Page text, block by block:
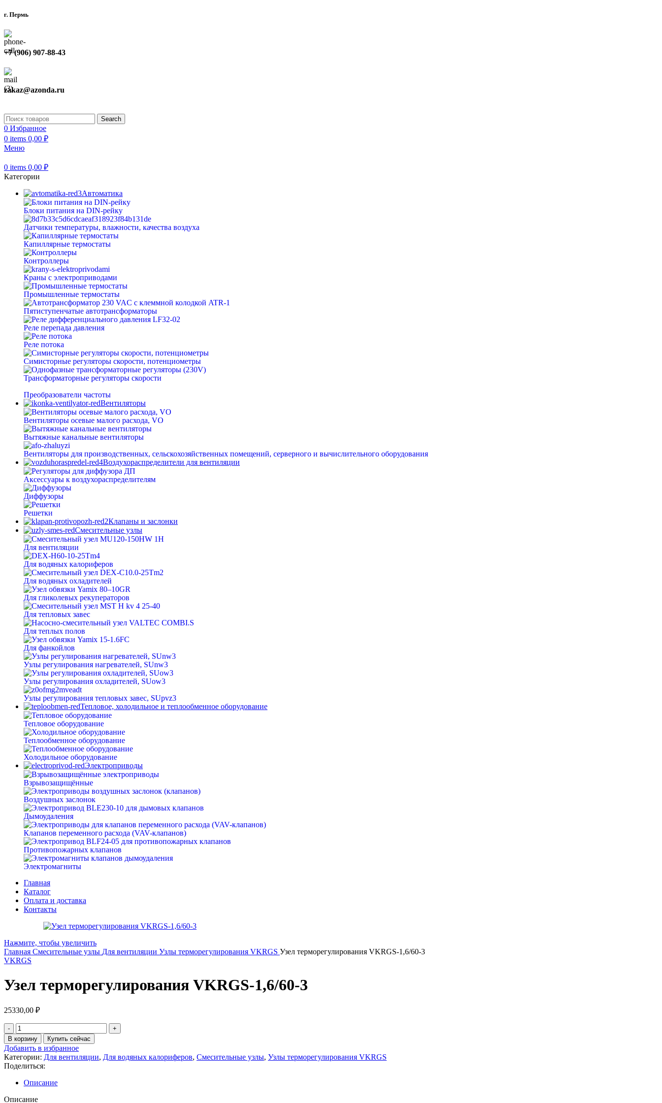
г. Пермь
+7 (906) 907-88-43
zakaz@azonda.ru
Search
0 Избранное
0 items 0,00 ₽
Меню
0 items 0,00 ₽
Категории
Автоматика
Блоки питания на DIN-рейку
Датчики температуры, влажности, качества воздуха
Капиллярные термостаты
Контроллеры
Краны с электроприводами
Промышленные термостаты
Пятиступенчатые автотрансформаторы
Реле перепада давления
Реле потока
Симисторные регуляторы скорости, потенциометры
Трансформаторные регуляторы скорости
Преобразователи частоты
Вентиляторы
Вентиляторы осевые малого расхода, VO
Вытяжные канальные вентиляторы
Вентиляторы для производственных, сельскохозяйственных помещений, серверного и вычислительного оборудования
Воздухораспределители для вентиляции
Аксессуары к воздухораспределителям
Диффузоры
Решетки
Клапаны и заслонки
Смесительные узлы
Для вентиляции
Для водяных калориферов
Для водяных охладителей
Для гликолевых рекуператоров
Для тепловых завес
Для теплых полов
Для фанкойлов
Узлы регулирования нагревателей, SUnw3
Узлы регулирования охладителей, SUow3
Узлы регулирования тепловых завес, SUpvz3
Тепловое, холодильное и теплообменное оборудование
Тепловое оборудование
Теплообменное оборудование
Холодильное оборудование
Электроприводы
Взрывозащищённые
Воздушных заслонок
Дымоудаления
Клапанов переменного расхода (VAV-клапанов)
Противопожарных клапанов
Электромагниты
Главная
Каталог
Оплата и доставка
Контакты
Нажмите, чтобы увеличить
Главная Смесительные узлы Для вентиляции Узлы терморегулирования VKRGS Узел терморегулирования VKRGS-1,6/60-3
VKRGS
Узел терморегулирования VKRGS-1,6/60-3
25330,00 ₽
В корзину Купить сейчас
Добавить в избранное
Категории: Для вентиляции, Для водяных калориферов, Смесительные узлы, Узлы терморегулирования VKRGS
Поделиться:
Описание
Описание